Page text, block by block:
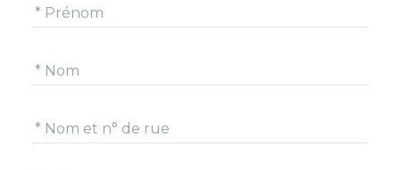
* Prénom
* Nom
* Nom et n° de rue